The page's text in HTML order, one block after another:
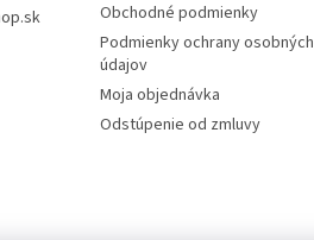
Obchodné podmienky
Podmienky ochrany osobných
údajov
Moja objednávka
Odstúpenie od zmluvy